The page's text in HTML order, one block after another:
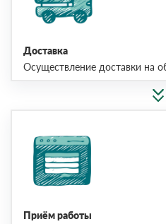
Доставка
Осуществление доставки на
Приём работы